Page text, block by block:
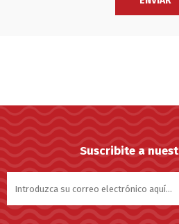
Suscribite a